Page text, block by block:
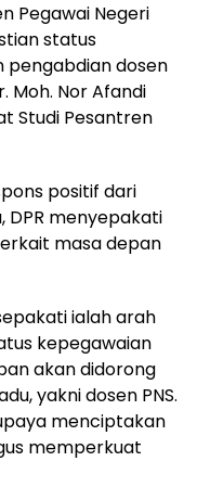
Pegawai Negeri
status
pengabdian dosen
Moh. Nor Afandi
Studi Pesantren
positif dari
DPR menyepakati
masa depan
ialah arah
kepegawaian
akan didorong
yakni dosen PNS.
menciptakan
memperkuat